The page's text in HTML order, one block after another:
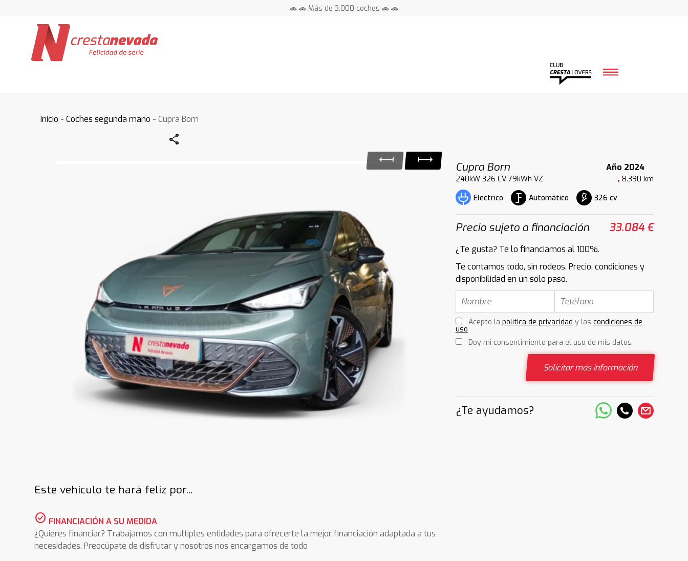
🚗 🚗 Más de 3.000 coches 🚗 🚗
Inicio -Coches segunda mano - Cupra Born
Share
Cupra Born
Año 2024
240kW 326 CV 79kWh VZ
8.390 km
Electrico
Automático 326 cv
Precio sujeto a financiación 33.084 €
¿Te gusta? Te lo financiamos al 100%.
Te contamos todo, sin rodeos. Precio, condiciones y
disponibilidad en un solo paso.
Acepto la política de privacidad y las condiciones de
uso
Doy mi consentimiento para el uso de mis datos
Solicitar más información
¿Te ayudamos?
Este vehículo te hará feliz por...
check_circle FINANCIACIÓN A SU MEDIDA
¿Quieres financiar? Trabajamos con multiples entidades para ofrecerte la mejor financiación adaptada a tus
necesidades. Preocúpate de disfrutar y nosotros nos encargamos de todo